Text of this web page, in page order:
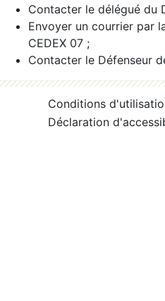
Contacter le délégué du
Envoyer un courrier par
CEDEX 07 ;
Contacter le Défenseur
Conditions
Déclaration